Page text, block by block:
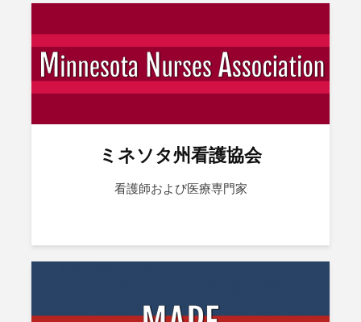
ミネソタ州看護協会
看護師および医療専門家